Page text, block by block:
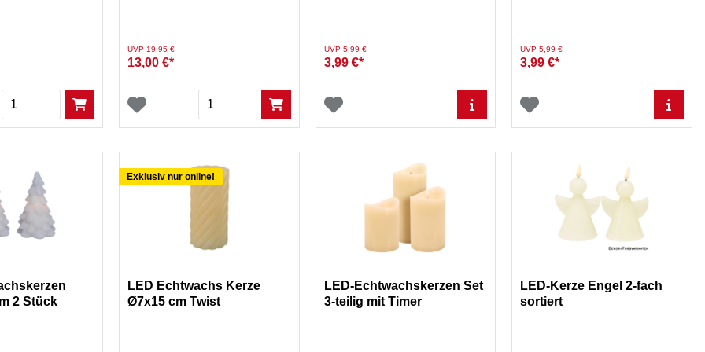
Menge
Preis reduziert von
UVP 19,95 €auf
13,00 €*
Menge
Preis reduziert von
UVP 5,99 €auf
3,99 €*
Preis reduziert von
UVP 5,99 €auf
3,99 €*
2 Stück
Exklusiv nur online!
LED Echtwachs Kerze
Ø7x15 cm Twist
LED-Echtwachskerzen Set
3-teilig mit Timer
LED-Kerze Engel 2-fach
sortiert